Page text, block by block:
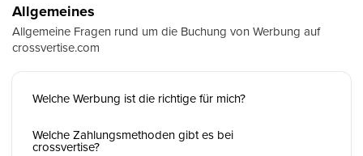
Allgemeines
Allgemeine Fragen rund um die Buchung von Werbung auf
crossvertise.com
Welche Werbung ist die richtige für mich?
Welche Zahlungsmethoden gibt es bei
crossvertise?